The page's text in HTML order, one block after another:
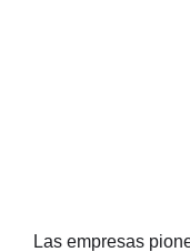
Las empresas